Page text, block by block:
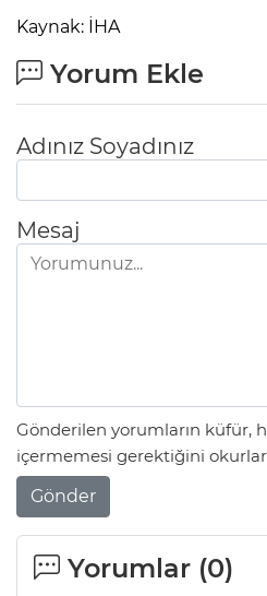
Kaynak: İHA
Yorum Ekle
Adınız Soyadınız
Mesaj
Gönderilen yorumların küfür,
içermemesi gerektiğini
Gönder
Yorumlar (0)